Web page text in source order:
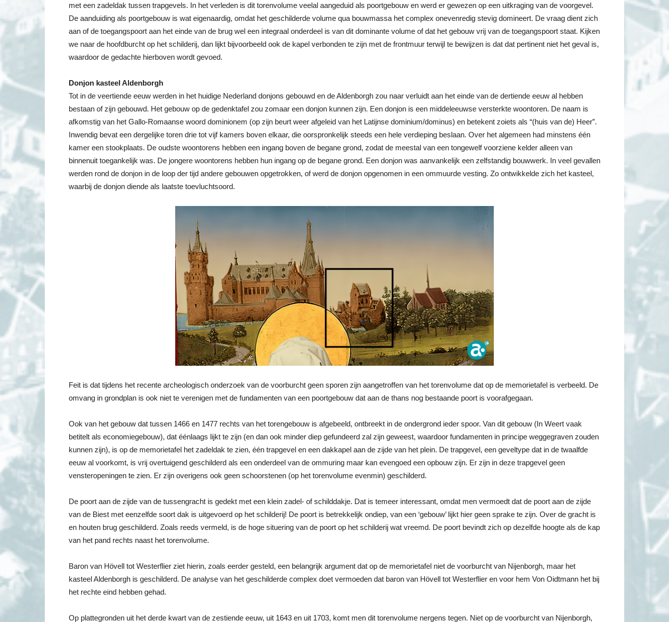
met een zadeldak tussen trapgevels. In het verleden is dit torenvolume veelal aangeduid als poortgebouw en werd er gewezen op een uitkraging van de voorgevel.
De aanduiding als poortgebouw is wat eigenaardig, omdat het geschilderde volume qua bouwmassa het complex onevenredig stevig domineert. De vraag dient zich
aan of de toegangspoort aan het einde van de brug wel een integraal onderdeel is van dit dominante volume of dat het gebouw vrij van de toegangspoort staat. Kijken
we naar de hoofdburcht op het schilderij, dan lijkt bijvoorbeeld ook de kapel verbonden te zijn met de frontmuur terwijl te bewijzen is dat dat pertinent niet het geval is,
waardoor de gedachte hierboven wordt gevoed.
Donjon kasteel Aldenborgh
Tot in de veertiende eeuw werden in het huidige Nederland donjons gebouwd en de Aldenborgh zou naar verluidt aan het einde van de dertiende eeuw al hebben
bestaan of zijn gebouwd. Het gebouw op de gedenktafel zou zomaar een donjon kunnen zijn. Een donjon is een middeleeuwse versterkte woontoren. De naam is
afkomstig van het Gallo-Romaanse woord dominionem (op zijn beurt weer afgeleid van het Latijnse dominium/dominus) en betekent zoiets als “(huis van de) Heer”.
Inwendig bevat een dergelijke toren drie tot vijf kamers boven elkaar, die oorspronkelijk steeds een hele verdieping beslaan. Over het algemeen had minstens één
kamer een stookplaats. De oudste woontorens hebben een ingang boven de begane grond, zodat de meestal van een tongewelf voorziene kelder alleen van
binnenuit toegankelijk was. De jongere woontorens hebben hun ingang op de begane grond. Een donjon was aanvankelijk een zelfstandig bouwwerk. In veel gevallen
werden rond de donjon in de loop der tijd andere gebouwen opgetrokken, of werd de donjon opgenomen in een ommuurde vesting. Zo ontwikkelde zich het kasteel,
waarbij de donjon diende als laatste toevluchtsoord.
Feit is dat tijdens het recente archeologisch onderzoek van de voorburcht geen sporen zijn aangetroffen van het torenvolume dat op de memorietafel is verbeeld. De
omvang in grondplan is ook niet te verenigen met de fundamenten van een poortgebouw dat aan de thans nog bestaande poort is voorafgegaan.
Ook van het gebouw dat tussen 1466 en 1477 rechts van het torengebouw is afgebeeld, ontbreekt in de ondergrond ieder spoor. Van dit gebouw (In Weert vaak
betitelt als economiegebouw), dat éénlaags lijkt te zijn (en dan ook minder diep gefundeerd zal zijn geweest, waardoor fundamenten in principe weggegraven zouden
kunnen zijn), is op de memorietafel het zadeldak te zien, één trapgevel en een dakkapel aan de zijde van het plein. De trapgevel, een geveltype dat in de twaalfde
eeuw al voorkomt, is vrij overtuigend geschilderd als een onderdeel van de ommuring maar kan evengoed een opbouw zijn. Er zijn in deze trapgevel geen
vensteropeningen te zien. Er zijn overigens ook geen schoorstenen (op het torenvolume evenmin) geschilderd.
De poort aan de zijde van de tussengracht is gedekt met een klein zadel- of schilddakje. Dat is temeer interessant, omdat men vermoedt dat de poort aan de zijde
van de Biest met eenzelfde soort dak is uitgevoerd op het schilderij! De poort is betrekkelijk ondiep, van een ‘gebouw’ lijkt hier geen sprake te zijn. Over de gracht is
en houten brug geschilderd. Zoals reeds vermeld, is de hoge situering van de poort op het schilderij wat vreemd. De poort bevindt zich op dezelfde hoogte als de kap
van het pand rechts naast het torenvolume.
Baron van Hövell tot Westerflier ziet hierin, zoals eerder gesteld, een belangrijk argument dat op de memorietafel niet de voorburcht van Nijenborgh, maar het
kasteel Aldenborgh is geschilderd. De analyse van het geschilderde complex doet vermoeden dat baron van Hövell tot Westerflier en voor hem Von Oidtmann het bij
het rechte eind hebben gehad.
Op plattegronden uit het derde kwart van de zestiende eeuw, uit 1643 en uit 1703, komt men dit torenvolume nergens tegen. Niet op de voorburcht van Nijenborgh,